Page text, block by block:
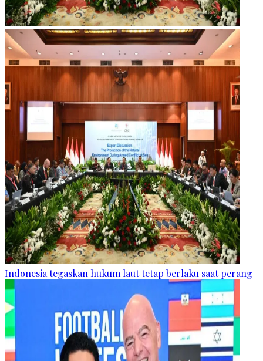
Indonesia tegaskan hukum laut tetap berlaku saat perang